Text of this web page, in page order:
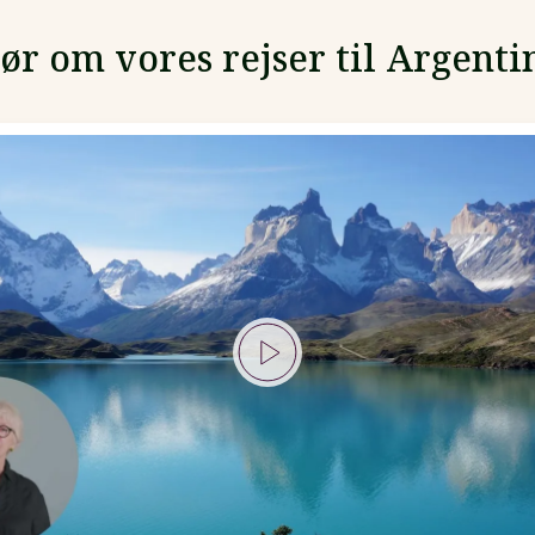
om vores rejser til